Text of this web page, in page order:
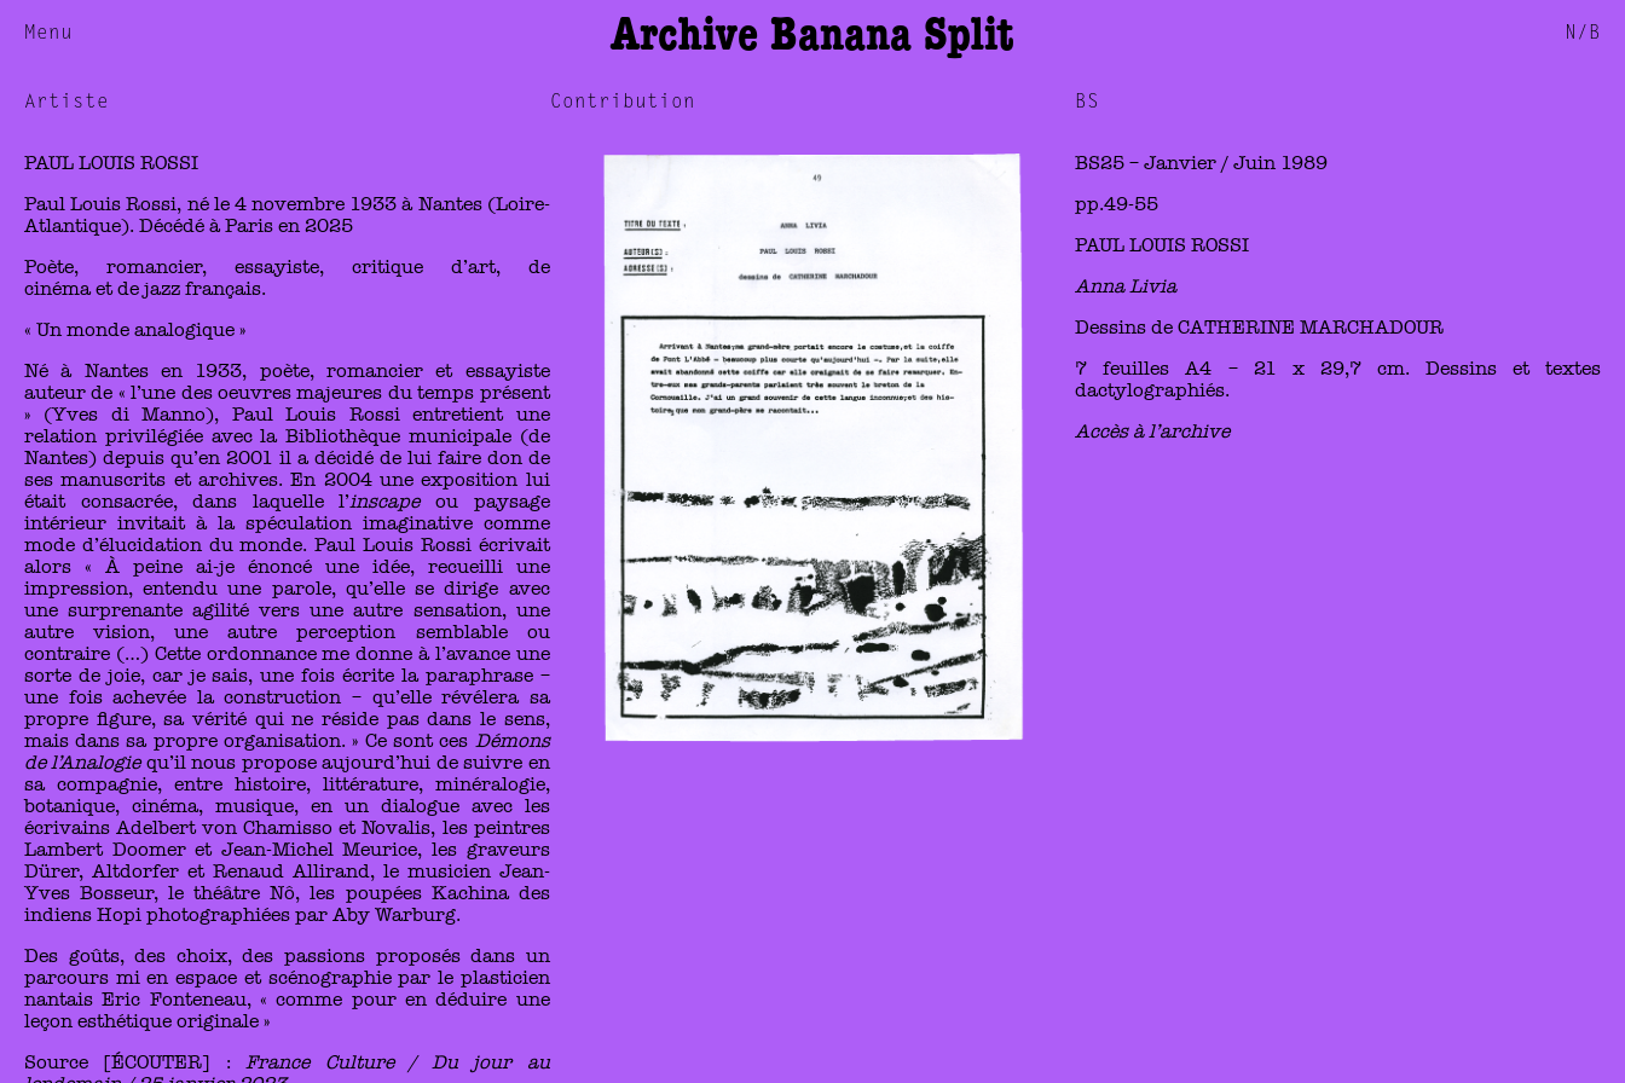
Menu N/B
Archive Banana Split
Artiste Contribution BS
PAUL LOUIS ROSSI
Paul Louis Rossi, né le 4 novembre 1933 à Nantes (Loire-
Atlantique). Décédé à Paris en 2025
Poète, romancier, essayiste, critique d’art, de
cinéma et de jazz français.
« Un monde analogique »
Né à Nantes en 1933, poète, romancier et essayiste
auteur de « l’une des oeuvres majeures du temps présent
» (Yves di Manno), Paul Louis Rossi entretient une
relation privilégiée avec la Bibliothèque municipale (de
Nantes) depuis qu’en 2001 il a décidé de lui faire don de
ses manuscrits et archives. En 2004 une exposition lui
était consacrée, dans laquelle l’inscapeou paysage
intérieur invitait à la spéculation imaginative comme
mode d’élucidation du monde. Paul Louis Rossi écrivait
alors « À peine ai-je énoncé une idée, recueilli une
impression, entendu une parole, qu’elle se dirige avec
une surprenante agilité vers une autre sensation, une
autre vision, une autre perception semblable ou
contraire (…) Cette ordonnance me donne à l’avance une
sorte de joie, car je sais, une fois écrite la paraphrase –
une fois achevée la construction – qu’elle révélera sa
propre figure, sa vérité qui ne réside pas dans le sens,
mais dans sa propre organisation. » Ce sont ces Démons
de l’Analogiequ’il nous propose aujourd’hui de suivre en
sa compagnie, entre histoire, littérature, minéralogie,
botanique, cinéma, musique, en un dialogue avec les
écrivains Adelbert von Chamisso et Novalis, les peintres
Lambert Doomer et Jean-Michel Meurice, les graveurs
Dürer, Altdorfer et Renaud Allirand, le musicien Jean-
Yves Bosseur, le théâtre Nô, les poupées Kachina des
indiens Hopi photographiées par Aby Warburg.
Des goûts, des choix, des passions proposés dans un
parcours mi en espace et scénographie par le plasticien
nantais Eric Fonteneau, « comme pour en déduire une
leçon esthétique originale »
Source [ÉCOUTER] :France Culture / Du jour au
BS25 – Janvier / Juin 1989
pp.49-55
PAUL LOUIS ROSSI
Anna Livia
Dessins de CATHERINE MARCHADOUR
7 feuilles A4 – 21 x 29,7 cm. Dessins et textes
dactylographiés.
Accès à l’archive